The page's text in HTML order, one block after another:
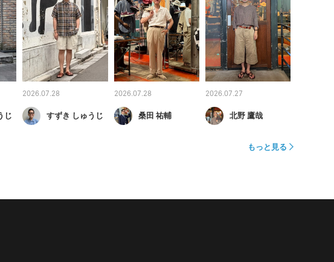
じ
2026.07.28
すずき しゅうじ
2026.07.28
桑田 祐輔
2026.07.27
北野 鷹哉
もっと見る